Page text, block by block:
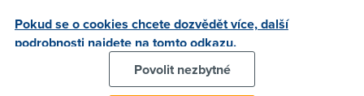
Kupodivu zjistil, že zapálí, čímž dopálil posléze všechny,
kteří onen jízdní řád chtěli využít. Mít internet v hlavě,
spustím si Pubtran a nazdar hodiny. I minuty.
Třeba by tak šlo kupovat i jízdenky. Odeslal bych z hlavy
Pokud se o cookies chcete dozvědět více, další
podrobnosti najdete na tomto odkazu.
Povolit nezbytné